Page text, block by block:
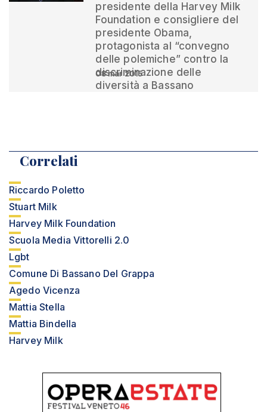
presidente della Harvey Milk
Foundation e consigliere del
presidente Obama,
protagonista al “convegno
delle polemiche” contro la
discriminazione delle
diversità a Bassano
08 mar 2015
Correlati
Riccardo Poletto
Stuart Milk
Harvey Milk Foundation
Scuola Media Vittorelli 2.0
Lgbt
Comune Di Bassano Del Grappa
Agedo Vicenza
Mattia Stella
Mattia Bindella
Harvey Milk